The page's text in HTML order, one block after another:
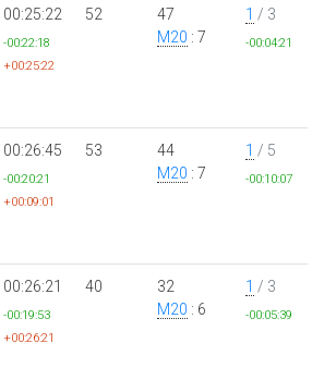
00:25:22
-00:22:18
+00:25:22
52
47
M20 : 7
1 / 3
-00:04:21
00:26:45
-00:20:21
+00:09:01
53
44
M20 : 7
1 / 5
-00:10:07
00:26:21
-00:19:53
+00:26:21
40
32
M20 : 6
1 / 3
-00:05:39